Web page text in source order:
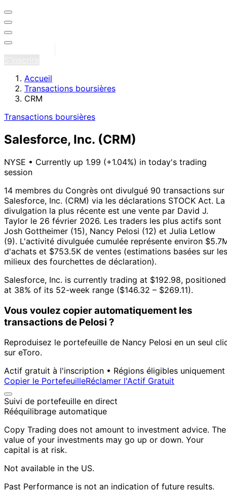
Accueil
Transactions boursières
CRM
Transactions boursières
Salesforce, Inc. (CRM)
NYSE • Currently up 1.99 (+1.04%) in today's trading
session
14 membres du Congrès ont divulgué 90 transactions sur
Salesforce, Inc. (CRM) via les déclarations STOCK Act. La
divulgation la plus récente est une vente par David J.
Taylor le 26 février 2026. Les traders les plus actifs sont
Josh Gottheimer (15), Nancy Pelosi (12) et Julia Letlow
(9). L'activité divulguée cumulée représente environ
d'achats et $753.5K de ventes (estimations basées sur les
milieux des fourchettes de déclaration).
Salesforce, Inc. is currently trading at $192.98, positioned
at 38% of its 52-week range ($146.32 – $269.11).
Vous voulez copier automatiquement les
transactions de Pelosi ?
Reproduisez le portefeuille de Nancy Pelosi en un seul
sur eToro.
Actif gratuit à l'inscription • Régions éligibles uniquement
Copier le PortefeuilleRéclamer l'Actif Gratuit
Suivi de portefeuille en direct
Rééquilibrage automatique
Copy Trading does not amount to investment advice. The
value of your investments may go up or down. Your
capital is at risk.
Not available in the US.
Past Performance is not an indication of future results.